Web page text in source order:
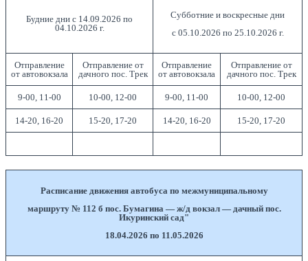
Будние дни с 14.09.2026 по
04.10.2026 г.
Субботние и воскресные дни
с 05.10.2026 по 25.10.2026 г.
Отправление
от автовокзала
Отправление от
дачного пос. Трек
Отправление
от автовокзала
Отправление от
дачного пос. Трек
9-00, 11-00 10-00, 12-00 9-00, 11-00 10-00, 12-00
14-20, 16-20 15-20, 17-20 14-20, 16-20 15-20, 17-20
Расписание движения автобуса по межмуниципальному
маршруту № 112 б пос. Бумагина — ж/д вокзал — дачный пос.
Икуринский сад"
18.04.2026 по 11.05.2026